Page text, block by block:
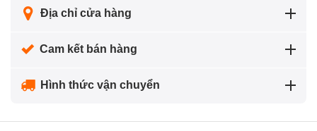
Địa chỉ cửa hàng
Cam kết bán hàng
Hình thức vận chuyển